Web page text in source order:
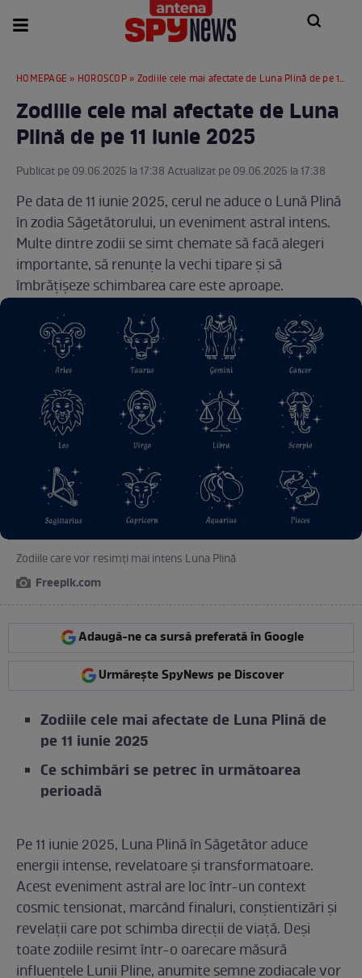
HOMEPAGE » HOROSCOP » Zodiile cele mai afectate de Luna Plină de pe 11 iunie 2025
Zodiile cele mai afectate de Luna
Plină de pe 11 iunie 2025
Publicat pe 09.06.2025 la 17:38 Actualizat pe 09.06.2025 la 17:38
Pe data de 11 iunie 2025, cerul ne aduce o Lună Plină
în zodia Săgetătorului, un eveniment astral intens.
Multe dintre zodii se simt chemate să facă alegeri
importante, să renunțe la vechi tipare și să
îmbrățișeze schimbarea care este aproape.
Zodiile care vor resimți mai intens Luna Plină
Freepik.com
Adaugă-ne ca sursă preferată în Google
Urmărește SpyNews pe Discover
Zodiile cele mai afectate de Luna Plină de
pe 11 iunie 2025
Ce schimbări se petrec în următoarea
perioadă
Pe 11 iunie 2025, Luna Plină în Săgetător aduce
energii intense, revelatoare și transformatoare.
Acest eveniment astral are loc într-un context
cosmic tensionat, marcând finaluri, conștientizări și
revelații care pot schimba direcții de viață. Deși
toate zodiile resimt într-o oarecare măsură
influențele Lunii Pline, anumite semne zodiacale vor